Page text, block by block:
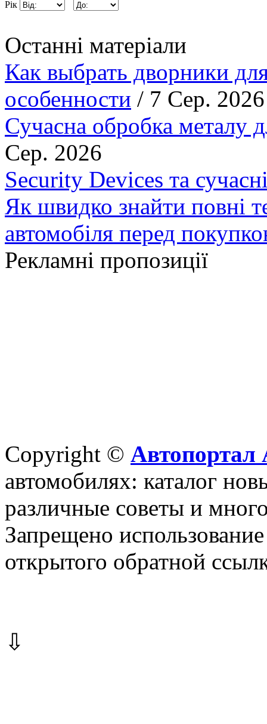
Рік
Останні матеріали
Как выбрать дворники
особенности / 7 Сер. 2026
Сучасна обробка металу
Сер. 2026
Security Devices та
Як швидко знайти повні
автомобіля перед
Рекламні пропозиції
Copyright © Автопортал
автомобилях: каталог
различные советы и
Запрещено
открытого обратной
⇩